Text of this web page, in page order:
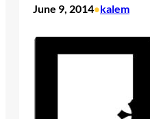
June 9, 2014•kalem